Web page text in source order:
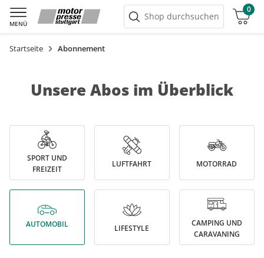
MENÜ
Shop durchsuchen
0
Warenkorb
Startseite Abonnement
Unsere Abos im Überblick
SPORT UND
FREIZEIT
LUFTFAHRT MOTORRAD
AUTOMOBIL LIFESTYLE
CAMPING UND
CARAVANING